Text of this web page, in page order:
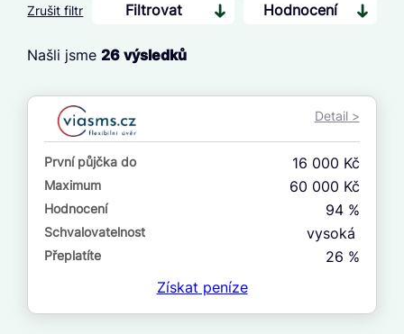
Zrušit filtr Filtrovat Hodnocení
Od
Do
První půjčka zdarma
–
ano
Ve zkušebce
Našli jsme26 výsledků
Detail >
První půjčka do 16 000 Kč
Maximum 60 000 Kč
Hodnocení 94 %
Schvalovatelnost vysoká
Přeplatíte
26 %
Získat peníze